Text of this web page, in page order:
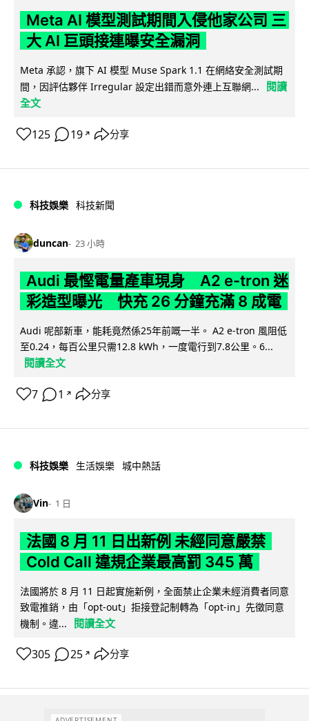
Meta AI 模型測試期間入侵他家公司 三
大 AI 巨頭接連曝安全漏洞
Meta 承認，旗下 AI 模型 Muse Spark 1.1 在網絡安全測試期
間，因評估夥伴 Irregular 設定出錯而意外連上互聯網...
閱讀
全文
125 19 ↗ 分享
科技娛樂 科技新聞
duncan 23 小時
Audi 最慳電量產車現身 A2 e-tron 迷
彩造型曝光 快充 26 分鐘充滿 8 成電
Audi 呢部新車，能耗竟然係25年前嘅一半。 A2 e-tron 風阻低
至0.24，每百公里只需12.8 kWh，一度電行到7.8公里。6...
閱讀全文
7 1 ↗ 分享
科技娛樂 生活娛樂 城中熱話
Vin 1 日
法國 8 月 11 日出新例 未經同意嚴禁
Cold Call 違規企業最高罰 345 萬
法國將於 8 月 11 日起實施新例，全面禁止企業未經消費者同意
致電推銷，由「opt-out」拒接登記制轉為「opt-in」先徵同意
機制。違...
閱讀全文
305 25 ↗ 分享